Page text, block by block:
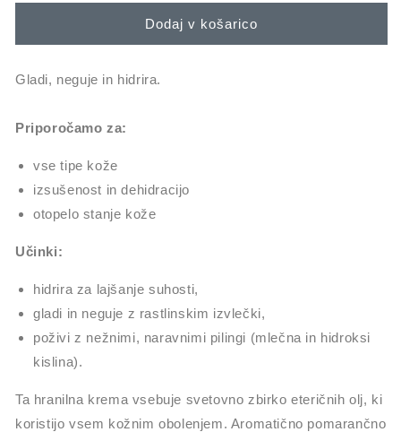
za
body
cream
za
izdelek
body
cream
Dodaj v košarico
Gladi, neguje in hidrira.
Priporočamo za:
vse tipe kože
izsušenost in dehidracijo
otopelo stanje kože
Učinki:
hidrira za lajšanje suhosti,
gladi in neguje z rastlinskim izvlečki,
poživi z nežnimi, naravnimi pilingi (mlečna in hidroksi
kislina).
Ta hranilna krema vsebuje svetovno zbirko eteričnih olj, ki
koristijo vsem kožnim obolenjem. Aromatično pomarančno